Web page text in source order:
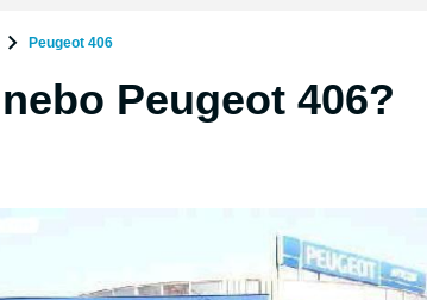
Peugeot 406
Peugeot 406?